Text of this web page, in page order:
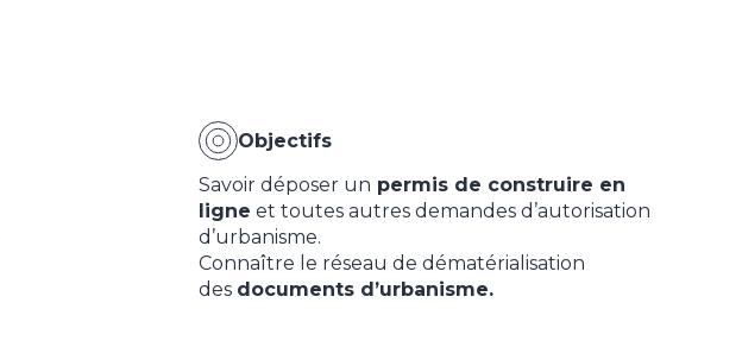
Objectifs
Savoir déposer un permis de construire en
ligne et toutes autres demandes d’autorisation
d’urbanisme.
Connaître le réseau de dématérialisation
des documents d’urbanisme.